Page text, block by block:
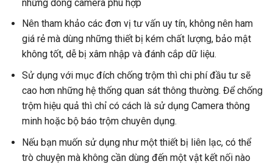
những dòng camera phù hợp
Nên tham khảo các đơn vị tư vấn uy tín, không nên ham
giá rẻ mà dùng những thiết bị kém chất lượng, bảo mật
không tốt, dễ bị xâm nhập và đánh cắp dữ liệu.
Sử dụng với mục đích chống trộm thì chi phí đầu tư sẽ
cao hơn những hệ thống quan sát thông thường. Để chống
trộm hiệu quả thì chỉ có cách là sử dụng Camera thông
minh hoặc bộ báo trộm chuyên dụng.
Nếu bạn muốn sử dụng như một thiết bị liên lạc, có thể
trò chuyện mà không cần dùng đến một vật kết nối nào